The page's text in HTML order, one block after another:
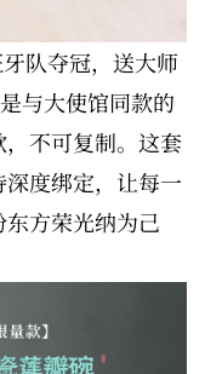
队夺冠，送大师
与大使馆同款的
不可复制。这套
度绑定，让每一
方荣光纳为己